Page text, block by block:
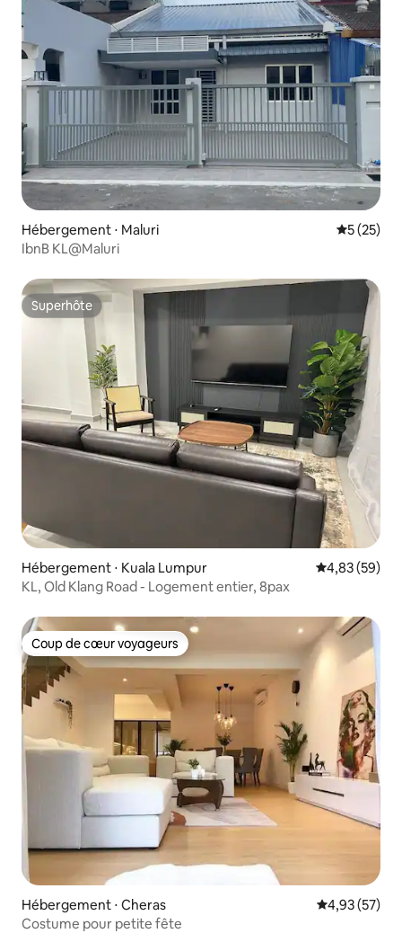
Hébergement ⋅ Maluri
5 (25)
IbnB KL@Maluri
Superhôte
Superhôte
Hébergement ⋅ Kuala Lumpur Évaluation
4,83 (59)
KL, Old Klang Road - Logement entier, 8pax
Coup de cœur voyageurs
Coup de cœur voyageurs
Hébergement ⋅ Cheras Évaluation
4,93 (57)
Costume pour petite fête